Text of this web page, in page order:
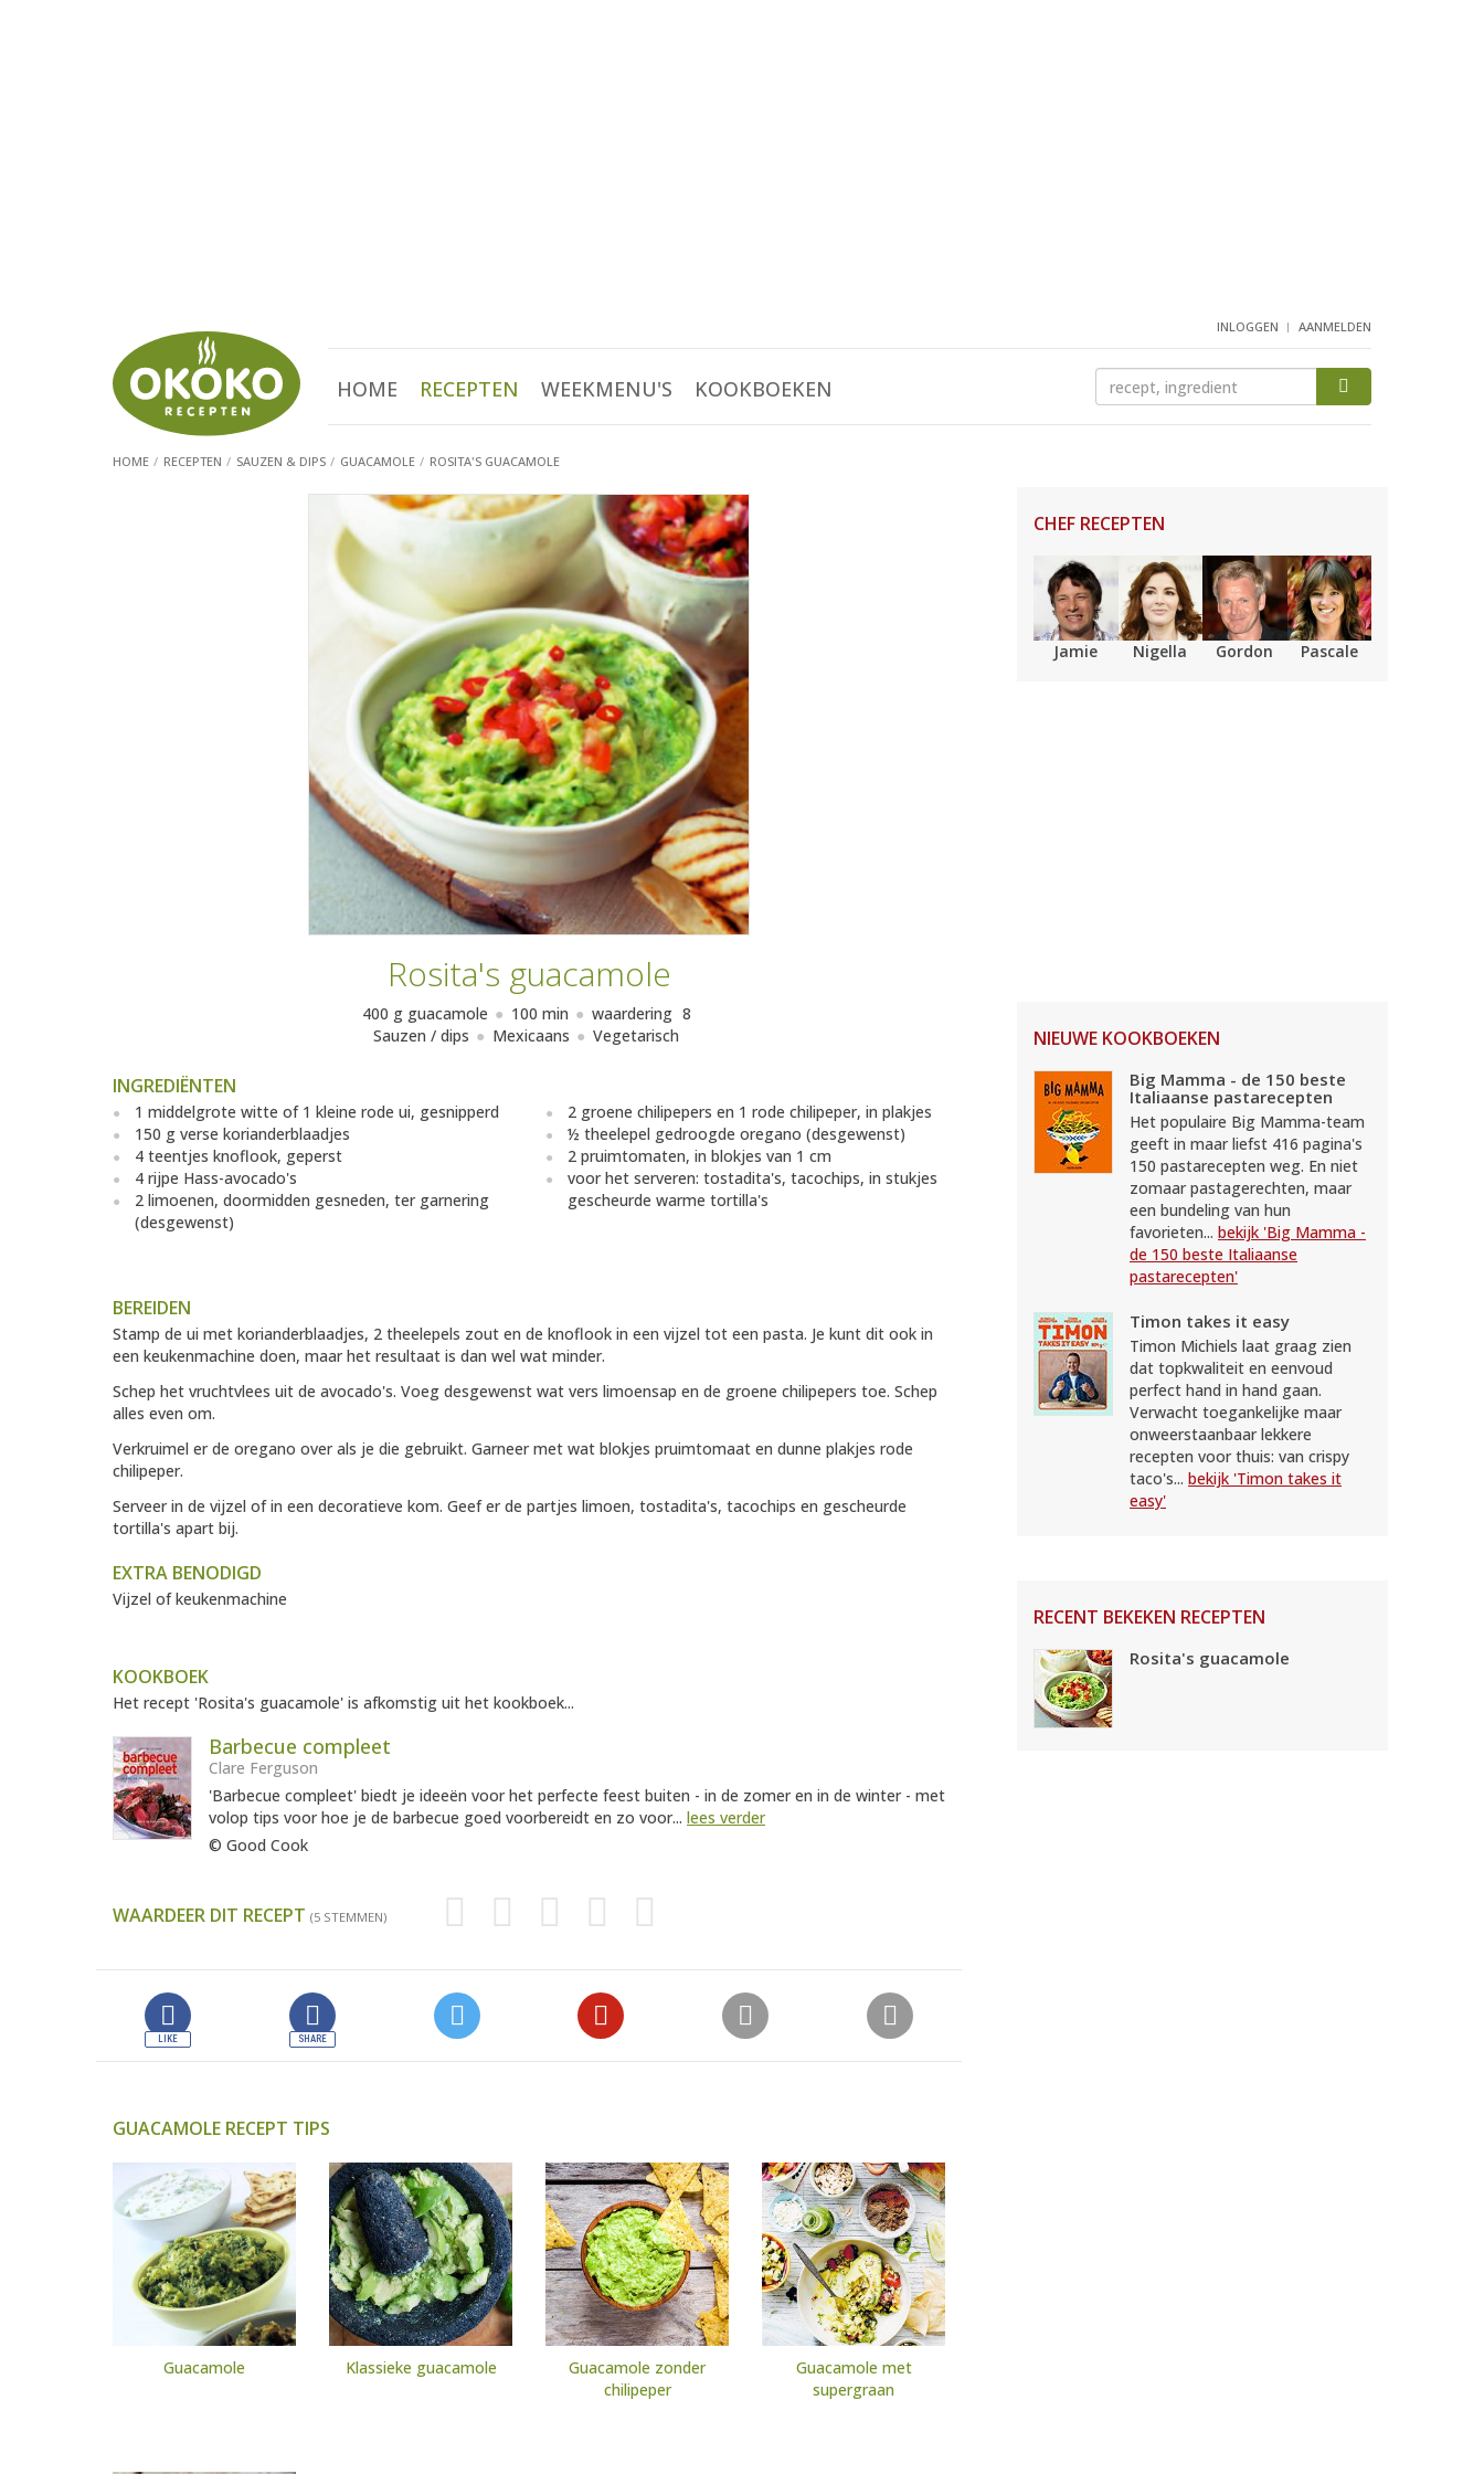
INLOGGEN AANMELDEN
HOME RECEPTEN WEEKMENU'S KOOKBOEKEN
HOME RECEPTEN SAUZEN & DIPS GUACAMOLE ROSITA'S GUACAMOLE
Rosita's guacamole
400 g guacamole 100 min waardering 8
Sauzen / dips
Mexicaans Vegetarisch
INGREDIËNTEN
1 middelgrote witte of 1 kleine rode ui, gesnipperd
150 g verse korianderblaadjes
4 teentjes knoflook, geperst
4 rijpe Hass-avocado's
2 limoenen, doormidden gesneden, ter garnering
(desgewenst)
2 groene chilipepers en 1 rode chilipeper, in plakjes
½ theelepel gedroogde oregano (desgewenst)
2 pruimtomaten, in blokjes van 1 cm
voor het serveren: tostadita's, tacochips, in stukjes
gescheurde warme tortilla's
BEREIDEN
Stamp de ui met korianderblaadjes, 2 theelepels zout en de knoflook in een vijzel tot een pasta. Je kunt dit ook in
een keukenmachine doen, maar het resultaat is dan wel wat minder.
Schep het vruchtvlees uit de avocado's. Voeg desgewenst wat vers limoensap en de groene chilipepers toe. Schep
alles even om.
Verkruimel er de oregano over als je die gebruikt. Garneer met wat blokjes pruimtomaat en dunne plakjes rode
chilipeper.
Serveer in de vijzel of in een decoratieve kom. Geef er de partjes limoen, tostadita's, tacochips en gescheurde
tortilla's apart bij.
EXTRA BENODIGD
Vijzel of keukenmachine
KOOKBOEK
Het recept 'Rosita's guacamole' is afkomstig uit het kookboek...
Barbecue compleet
Clare Ferguson
'Barbecue compleet' biedt je ideeën voor het perfecte feest buiten - in de zomer en in de winter - met
volop tips voor hoe je de barbecue goed voorbereidt en zo voor... lees verder
© Good Cook
WAARDEER DIT RECEPT (5 STEMMEN)
GUACAMOLE RECEPT TIPS
Guacamole Klassieke guacamole
Guacamole zonder
chilipeper
Guacamole met
supergraan
CHEF RECEPTEN
Jamie Nigella Gordon Pascale
NIEUWE KOOKBOEKEN
Big Mamma - de 150 beste
Italiaanse pastarecepten
Het populaire Big Mamma-team
geeft in maar liefst 416 pagina's
150 pastarecepten weg. En niet
zomaar pastagerechten, maar
een bundeling van hun
favorieten... bekijk 'Big Mamma -
de 150 beste Italiaanse
pastarecepten'
Timon takes it easy
Timon Michiels laat graag zien
dat topkwaliteit en eenvoud
perfect hand in hand gaan.
Verwacht toegankelijke maar
onweerstaanbaar lekkere
recepten voor thuis: van crispy
taco's... bekijk 'Timon takes it
easy'
RECENT BEKEKEN RECEPTEN
Rosita's guacamole